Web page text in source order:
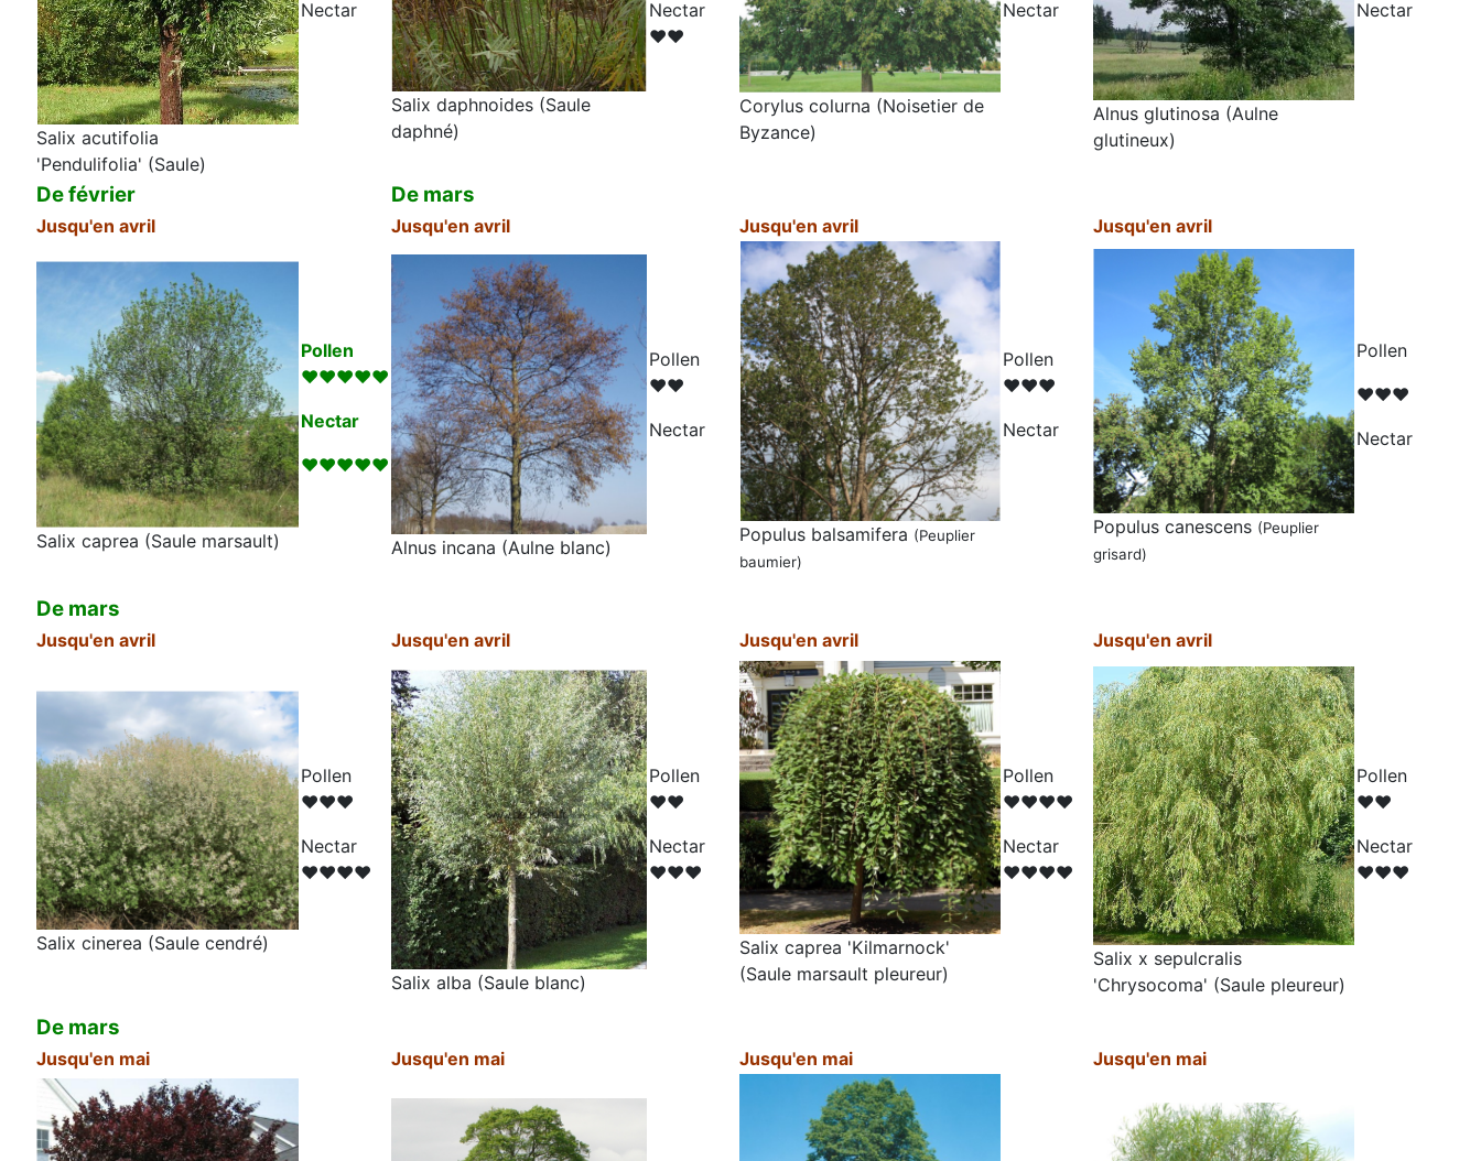
Salix acutifolia
'Pendulifolia' (Saule)
Nectar
Salix daphnoides (Saule
daphné)
Nectar
♥♥
Corylus colurna (Noisetier de
Byzance)
Nectar
Alnus glutinosa (Aulne
glutineux)
Nectar
De février De mars
Jusqu'en avril Jusqu'en avril Jusqu'en avril Jusqu'en avril
Salix caprea (Saule marsault)
Pollen
♥♥♥♥♥
Nectar
♥♥♥♥♥
Alnus incana (Aulne blanc)
Pollen
♥♥
Nectar
Populus balsamifera (Peuplier
baumier)
Pollen
♥♥♥
Nectar
Populus canescens (Peuplier
grisard)
Pollen
♥♥♥
Nectar
De mars
Jusqu'en avril Jusqu'en avril Jusqu'en avril Jusqu'en avril
Salix cinerea (Saule cendré)
Pollen
♥♥♥
Nectar
♥♥♥♥
Salix alba (Saule blanc)
Pollen
♥♥
Nectar
♥♥♥
Salix caprea 'Kilmarnock'
(Saule marsault pleureur)
Pollen
♥♥♥♥
Nectar
♥♥♥♥
Salix x sepulcralis
'Chrysocoma' (Saule pleureur)
Pollen
♥♥
Nectar
♥♥♥
De mars
Jusqu'en mai Jusqu'en mai Jusqu'en mai Jusqu'en mai